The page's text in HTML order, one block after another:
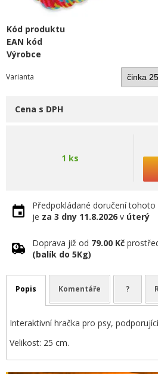
Kód produktu
EAN kód
Výrobce
Varianta
Cena s DPH
1 ks
Předpokládané doručení
je za 3 dny 11.8.2026 v úterý
Doprava již od 79.00 Kč
(balík do 5Kg)
Popis Komentáře ?
Interaktivní hračka pro psy,
Velikost: 25 cm.